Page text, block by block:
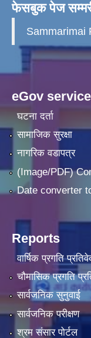
फेसबुक पेज
Sammarimai
eGov
घटना दर्ता
सामाजिक सुरक्षा
नागरिक वडापत्र
(Image/PDF)
Date converter
Reports
वार्षिक प्रगति
चौमासिक प्रगति
सार्वजनिक सुनुवाई
सार्वजनिक परीक्षण
श्रम संसार पोर्टल